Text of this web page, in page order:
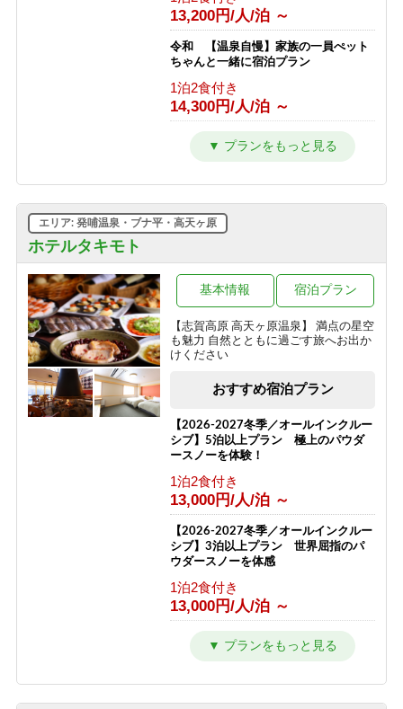
フェ◇「美味しい音×香りの誘惑」に
心躍る♪ライブキッチンへG
1泊2食付き
【暑さから逃げる旅】チェックイン日
の15時に気温25度以上で志賀高原ビー
ルプレゼント！＜2食付＞
10,300円/人/泊 ～
13,200円/人/泊 ～
令和 【温泉自慢】家族の一員ぺット
ちゃんと一緒に宿泊プラン
1泊2食付き
14,300円/人/泊 ～
令和 とろける旨さ信州牛すき焼きプ
ラン【温泉・信州牛をご堪能】
令和 訳ありプラン トイレ洗面所な
12,100円/人/泊 ～
ホテルタキモト
エリア: 発哺温泉・ブナ平・高天ヶ原
【志賀高原 高天ヶ原温泉】 満点の星空
も魅力 自然とともに過ごす旅へお出か
けください
基本情報 宿泊プラン
おすすめ宿泊プラン
【2026-2027冬季／オールインクルー
シブ】5泊以上プラン 極上のパウダ
ースノーを体験！
1泊2食付き
13,000円/人/泊 ～
【2026-2027冬季／オールインクルー
シブ】3泊以上プラン 世界屈指のパ
ウダースノーを体感
1泊2食付き
13,000円/人/泊 ～
【1泊2食プラン】大地の恵みコース
志賀高原の自然と高天ヶ原温泉をたの